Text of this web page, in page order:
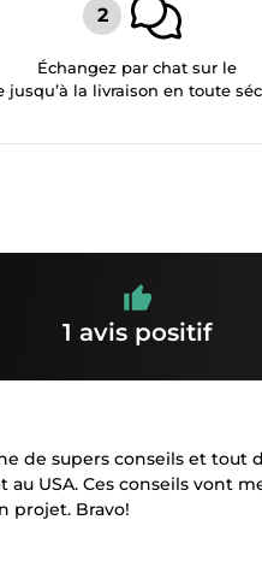
Échangez par chat sur le
jusqu’à la livraison en toute
1 avis positif
de supers conseils et tout
USA. Ces conseils vont
projet. Bravo!